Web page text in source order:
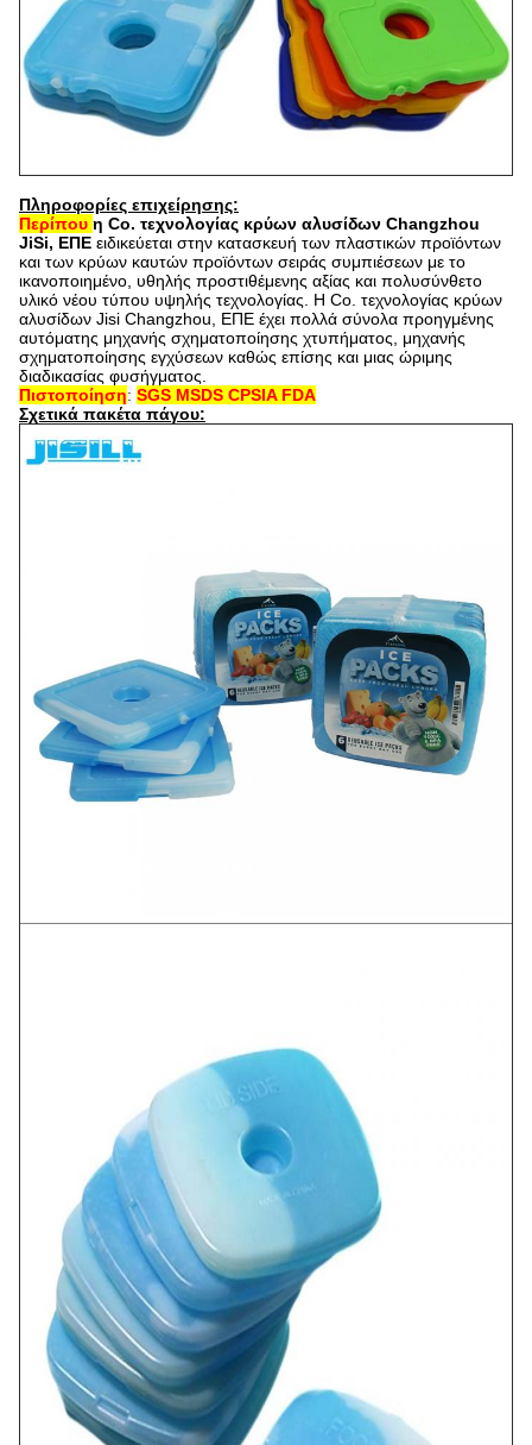
Πληροφορίες επιχείρησης:
Περίπου η Co. τεχνολογίας κρύων αλυσίδων Changzhou
JiSi, ΕΠΕ ειδικεύεται στην κατασκευή των πλαστικών προϊόντων
και των κρύων καυτών προϊόντων σειράς συμπιέσεων με το
ικανοποιημένο, υθηλής προστιθέμενης αξίας και πολυσύνθετο
υλικό νέου τύπου υψηλής τεχνολογίας. Η Co. τεχνολογίας κρύων
αλυσίδων Jisi Changzhou, ΕΠΕ έχει πολλά σύνολα προηγμένης
αυτόματης μηχανής σχηματοποίησης χτυπήματος, μηχανής
σχηματοποίησης εγχύσεων καθώς επίσης και μιας ώριμης
διαδικασίας φυσήγματος
Πιστοποίηση: SGS MSDS CPSIA FDA
Σχετικά πακέτα πάγου: